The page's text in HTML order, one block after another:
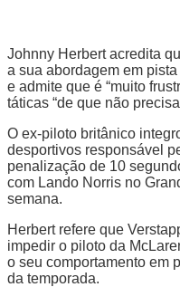
Johnny Herbert acredita
a sua abordagem em
e admite que é “muito
táticas “de que não
O ex-piloto britânico
desportivos responsável
penalização de 10
com Lando Norris no
semana.
Herbert refere que
impedir o piloto da
o seu comportamento em
da temporada.